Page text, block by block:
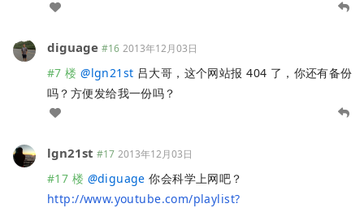
diguage #16 2013年12月03日
#7 楼 @lgn21st 吕大哥，这个网站报 404 了，你还有备份
吗？方便发给我一份吗？
lgn21st #17 2013年12月03日
#17 楼 @diguage 你会科学上网吧？
http://www.youtube.com/playlist?